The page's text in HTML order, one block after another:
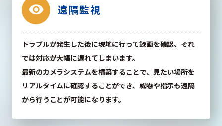
visibility 遠隔監視
トラブルが発生した後に現地に行って録画を確認、それ
では対応が大幅に遅れてしまいます。
最新のカメラシステムを構築することで、見たい場所を
リアルタイムに確認することができ、威嚇や指示も遠隔
から行うことが可能になります。